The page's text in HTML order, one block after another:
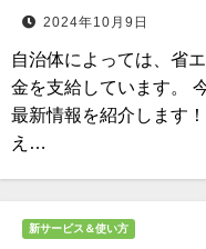
2024年10月9日
自治体によっては、省
金を支給しています。
最新情報を紹介します
え…
新サービス＆使い方